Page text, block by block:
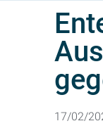
17/02/